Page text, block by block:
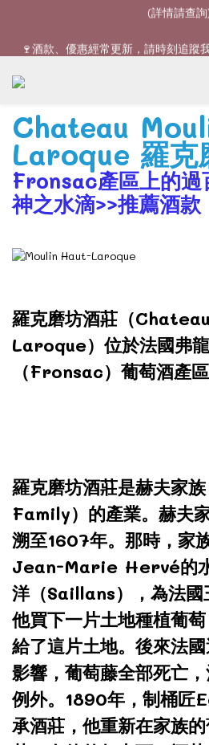
🚚全單滿$1200或6支可享免費送貨 (
🍷酒款、優惠經常更新，請時刻追蹤
你的最佳婚宴
🚚全單滿$1200或6支可享免費送貨 (
Chateau
Laroque 羅克
Fronsac產區上的過
神之水滴>>推薦酒款
羅克磨坊酒莊（
Laroque）位於法國弗
（Fronsac）葡萄酒產區
羅克磨坊酒莊是赫夫家
Family）的產業。赫夫
溯至1607年。那時，家
Jean-Marie Hervé的
洋（Saillans），為法國
他買下一片土地種植葡
給了這片土地。後來法
影響，葡萄藤全部死亡
例外。1890年，制桶
承酒莊，他重新在家族